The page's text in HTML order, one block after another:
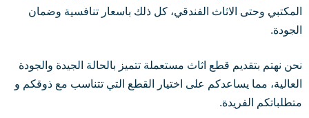
المكتبي وحتى الاثاث الفندقي، كل ذلك باسعار تنافسية وضمان
الجودة.
نحن نهتم بتقديم قطع اثاث مستعملة تتميز بالحالة الجيدة والجودة
العالية، مما يساعدكم على اختيار القطع التي تتناسب مع ذوقكم و
متطلباتكم الفريدة.